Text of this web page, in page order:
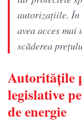
autorizațiile. În
avea acces
scăderea
Autoritățile
legislative
de energie